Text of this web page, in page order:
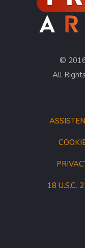
18 U.S.C.
©
All